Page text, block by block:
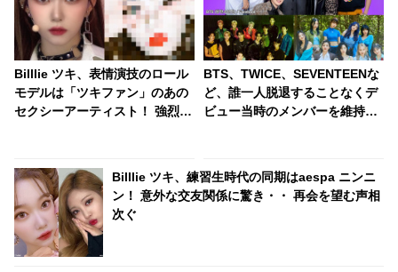
Billlie ツキ、表情演技のロール
モデルは「ツキファン」のあの
セクシーアーティスト！ 強烈な
人に感激
BTS、TWICE、SEVENTEENな
ど、誰一人脱退することなくデ
ビュー当時のメンバーを維持し
Billlie ツキ、練習生時代の同期はaespa ニンニ
ン！ 意外な交友関係に驚き・・ 再会を望む声相
次ぐ